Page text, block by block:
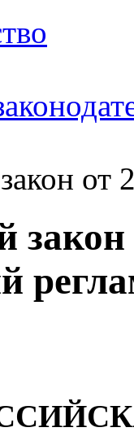
от